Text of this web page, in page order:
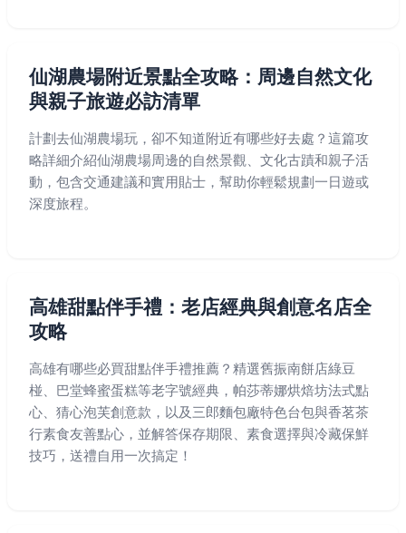
仙湖農場附近景點全攻略：周邊自然文化
與親子旅遊必訪清單
計劃去仙湖農場玩，卻不知道附近有哪些好去處？這篇攻
略詳細介紹仙湖農場周邊的自然景觀、文化古蹟和親子活
動，包含交通建議和實用貼士，幫助你輕鬆規劃一日遊或
深度旅程。
高雄甜點伴手禮：老店經典與創意名店全
攻略
高雄有哪些必買甜點伴手禮推薦？精選舊振南餅店綠豆
椪、巴堂蜂蜜蛋糕等老字號經典，帕莎蒂娜烘焙坊法式點
心、猜心泡芙創意款，以及三郎麵包廠特色台包與香茗茶
行素食友善點心，並解答保存期限、素食選擇與冷藏保鮮
技巧，送禮自用一次搞定！